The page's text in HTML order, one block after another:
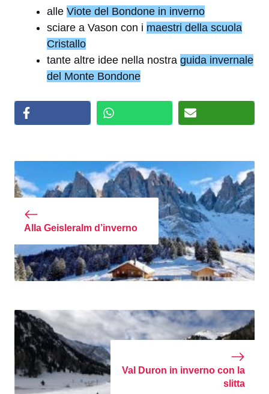
alle Viote del Bondone in inverno
sciare a Vason con i maestri della scuola
Cristallo
tante altre idee nella nostra guida invernale
del Monte Bondone
Alla Geisleralm d’inverno
Val Duron in inverno con la
slitta